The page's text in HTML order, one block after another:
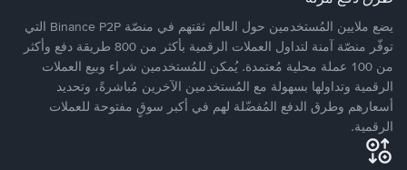
يضع ملايين المُستخدمين حول العالم ثقتهم في منصّة Binance P2P التي
توفّر منصّة آمنة لتداول العملات الرقمية بأكثر من 800 طريقة دفع وأكثر
من 100 عملة محلية مُعتمدة. يُمكن للمُستخدمين شراء وبيع العملات
الرقمية وتداولها بسهولة مع المُستخدمين الآخرين مُباشرةً، وتحديد
أسعارهم وطرق الدفع المُفضّلة لهم في أكبر سوقٍ مفتوحة للعملات
الرقمية.